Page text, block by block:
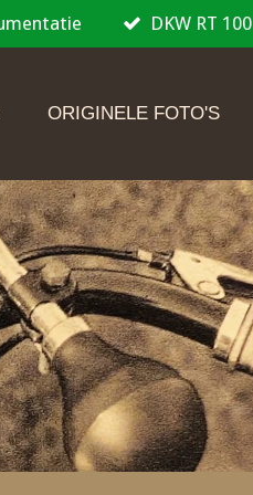
DKW RT 100
ORIGINELE FOTO'S